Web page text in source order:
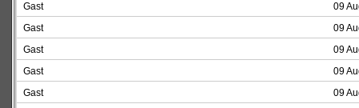
Gast
09
Gast
09
Gast
09
Gast
09
Gast
09